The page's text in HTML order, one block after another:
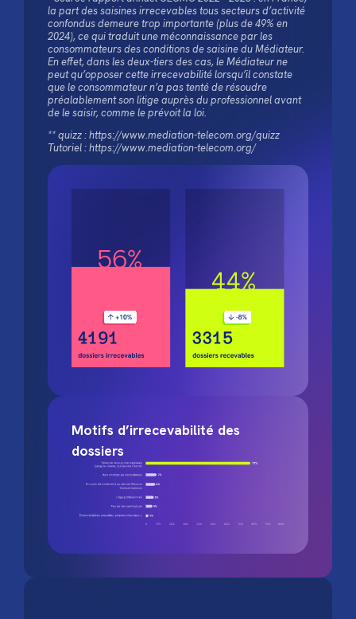
la part des saisines irrecevables tous secteurs d’activité
confondus demeure trop importante (plus de 49% en
2024), ce qui traduit une méconnaissance par les
consommateurs des conditions de saisine du Médiateur.
En effet, dans les deux-tiers des cas, le Médiateur ne
peut qu’opposer cette irrecevabilité lorsqu’il constate
que le consommateur n’a pas tenté de résoudre
préalablement son litige auprès du professionnel avant
de le saisir, comme le prévoit la loi.
** quizz : https://www.mediation-telecom.org/quizz
Tutoriel : https://www.mediation-telecom.org/
Motifs d’irrecevabilité des
dossiers